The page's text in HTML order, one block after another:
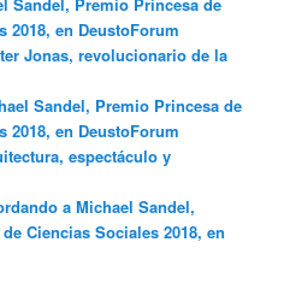
2018, en DeustoForum
Jonas, revolucionario de la
Sandel, Premio Princesa de
2018, en DeustoForum
espectáculo y
a Michael Sandel,
Ciencias Sociales 2018, en